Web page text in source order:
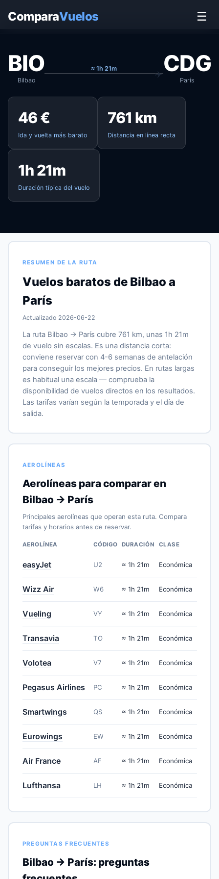
ComparaVuelos ☰
BIO
Bilbao
≈ 1h 21m CDG
París
46 €
Ida y vuelta más barato
761 km
Distancia en línea recta
1h 21m
Duración típica del vuelo
RESUMEN DE LA RUTA
Vuelos baratos de Bilbao a
París
Actualizado 2026-06-22
La ruta Bilbao → París cubre 761 km, unas 1h 21m
de vuelo sin escalas. Es una distancia corta:
conviene reservar con 4-6 semanas de antelación
para conseguir los mejores precios. En rutas largas
es habitual una escala — comprueba la
disponibilidad de vuelos directos en los resultados.
Las tarifas varían según la temporada y el día de
salida.
AEROLÍNEAS
Aerolíneas para comparar en
Bilbao → París
Principales aerolíneas que operan esta ruta. Compara
tarifas y horarios antes de reservar.
AEROLÍNEA CÓDIGO DURACIÓN CLASE
easyJet U2 ≈ 1h 21m Económica
Wizz Air W6 ≈ 1h 21m Económica
Vueling VY ≈ 1h 21m Económica
Transavia TO ≈ 1h 21m Económica
Volotea V7 ≈ 1h 21m Económica
Pegasus Airlines PC ≈ 1h 21m Económica
Smartwings QS ≈ 1h 21m Económica
Eurowings EW ≈ 1h 21m Económica
Air France AF ≈ 1h 21m Económica
Lufthansa LH ≈ 1h 21m Económica
PREGUNTAS FRECUENTES
Bilbao → París: preguntas